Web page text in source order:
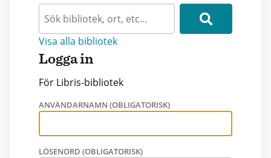
Visa alla bibliotek
Logga in
För Libris-bibliotek
ANVÄNDARNAMN (OBLIGATORISK)
LÖSENORD (OBLIGATORISK)